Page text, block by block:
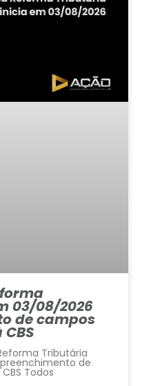
03/08/2026
de campos
Tributária
de
Todos